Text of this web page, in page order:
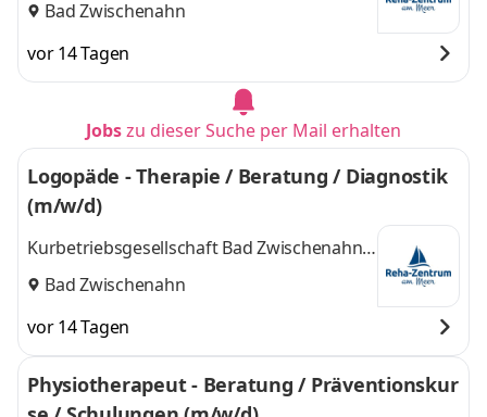
Bad Zwischenahn
vor 14 Tagen
Jobszu dieser Suche per Mail erhalten
Logopäde - Therapie / Beratung / Diagnostik
(m/w/d)
Kurbetriebsgesellschaft Bad Zwischenahn
mbHBad Zwischenahn
vor 14 Tagen
Physiotherapeut - Beratung / Präventionskur